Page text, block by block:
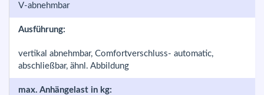
V-abnehmbar
Ausführung:
vertikal abnehmbar, Comfortverschluss- automatic,
abschließbar, ähnl. Abbildung
max. Anhängelast in kg: